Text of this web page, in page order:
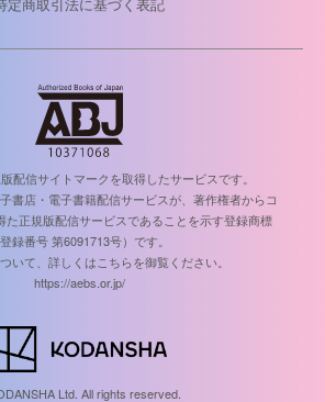
配信サイトマークを取得したサービスです。
書店・電子書籍配信サービスが、著作権者からコ
た正規版配信サービスであることを示す登録商標
登録番号 第6091713号）です。
いて、詳しくはこちらを御覧ください。
https://aebs.or.jp/
Ltd. All rights reserved.